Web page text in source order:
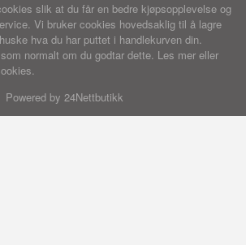
slik at du får en bedre kjøpsopplevelse og
Vi bruker cookies hovedsaklig til å lagre
hva du har puttet i handlekurven din.
normalt om du godtar dette. Les mer eller
Powered by 24Nettbutikk